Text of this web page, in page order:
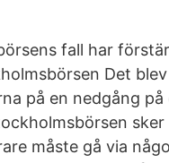
fall har
Det
på en nedgång
måste gå via